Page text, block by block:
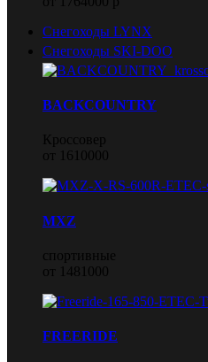
Снегоходы LYNX
Снегоходы SKI-DOO
BACKCOUNTRY
Кроссовер
от 1610000
MXZ
спортивные
от 1481000
FREERIDE